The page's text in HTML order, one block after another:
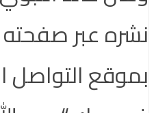
نشره عبر
بموقع التواصل